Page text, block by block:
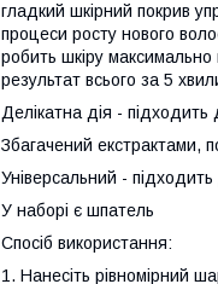
гладкий шкірний покрив
процеси росту нового
робить шкіру
результат всього за 5
Делікатна дія -
Збагачений екстрактами,
Універсальний - підходить
У наборі є шпатель
Спосіб використання:
1. Нанесіть рівномірний